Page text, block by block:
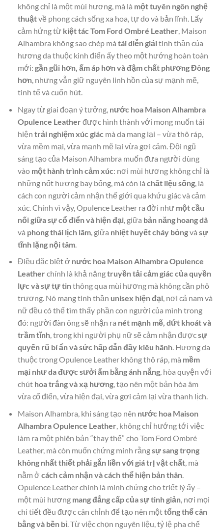
không chỉ là một mùi hương, mà là một tuyên ngôn nghệ
thuậtvề phong cách sống xa hoa, tự do và bản lĩnh. Lấy
cảm hứng từ kiệt tác Tom Ford Ombré Leather, Maison
Alhambra không sao chép mà tái diễn giảitinh thần của
hương da thuộc kinh điển ấy theo một hướng hoàn toàn
mới: gần gũi hơn, ấm áp hơn và đậm chất phương Đông
hơn, nhưng vẫn giữ nguyên linh hồn của sự mạnh mẽ,
tinh tế và cuốn hút.
Ngay từ giai đoạn ý tưởng, nước hoa Maison Alhambra
Opulence Leather được hình thành với mong muốn tái
hiện trải nghiệm xúc giác mà da mang lại – vừa thô ráp,
vừa mềm mại, vừa mạnh mẽ lại vừa gợi cảm. Đội ngũ
sáng tạo của Maison Alhambra muốn đưa người dùng
vào một hành trình cảm xúc: nơi mùi hương không chỉ là
những nốt hương bay bổng, mà còn là chất liệu sống, là
cách con người cảm nhận thế giới qua khứu giác và cảm
xúc. Chính vì vậy, Opulence Leather ra đời như một cầu
nối giữa sự cổ điển và hiện đại, giữa bản năng hoang dã
và phong thái lịch lãm, giữa nhiệt huyết cháy bỏngvà sự
tĩnh lặng nội tâm.
Điều đặc biệt ở nước hoa Maison Alhambra Opulence
Leather chính là khả năngtruyền tải cảm giác của quyền
lực và sự tự tinthông qua mùi hương mà không cần phô
trương. Nó mang tinh thần unisex hiện đại, nơi cả nam và
nữ đều có thể tìm thấy phần con người của mình trong
đó: người đàn ông sẽ nhận ra nét mạnh mẽ, dứt khoát và
trầm tĩnh, trong khi người phụ nữ sẽ cảm nhận đượcsự
quyến rũ bí ẩn và sức hấp dẫn đầy kiêu hãnh. Hương da
thuộc trong Opulence Leather không thô ráp, mà mềm
mại như da được sưởi ấm bằng ánh nắng, hòa quyện với
chút hoa trắng và xạ hương, tạo nên một bản hòa âm
vừa cổ điển, vừa hiện đại, vừa gợi cảm lại vừa thanh lịch.
Maison Alhambra, khi sáng tạo nên nước hoa Maison
Alhambra Opulence Leather, không chỉ hướng tới việc
làm ra một phiên bản “thay thế” cho Tom Ford Ombré
Leather, mà còn muốn chứng minh rằngsự sang trọng
không nhất thiết phải gắn liền với giá trị vật chất, mà
nằm ở cách cảm nhận và cách thể hiện bản thân.
Opulence Leather chính là minh chứng cho triết lý ấy –
một mùi hương mang đẳng cấp của sự tinh giản, nơi mọi
chi tiết đều được cân chỉnh để tạo nên mộttổng thể cân
bằng và bền bỉ. Từ việc chọn nguyên liệu, tỷ lệ pha chế